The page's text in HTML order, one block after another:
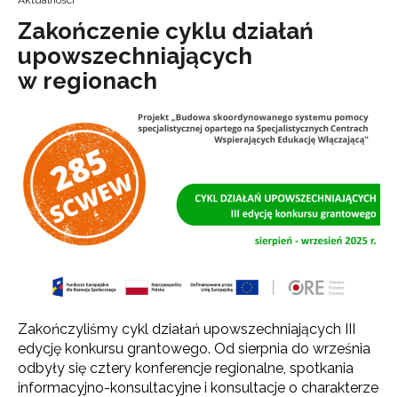
Zakończenie cyklu działań
upowszechniających
w regionach
Zakończyliśmy cykl działań upowszechniających III
edycję konkursu grantowego. Od sierpnia do września
odbyły się cztery konferencje regionalne, spotkania
informacyjno-konsultacyjne i konsultacje o charakterze